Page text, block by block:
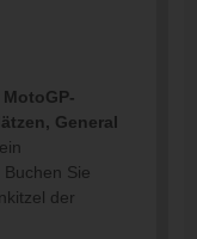
MotoGP-
General
. Buchen Sie
der